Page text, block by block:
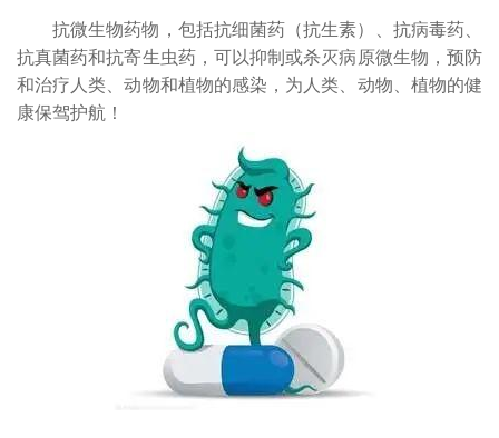
抗微生物药物，包括抗细菌药（抗生素）、抗病毒药、
抗真菌药和抗寄生虫药，可以抑制或杀灭病原微生物，预防
和治疗人类、动物和植物的感染，为人类、动物、植物的健
康保驾护航！